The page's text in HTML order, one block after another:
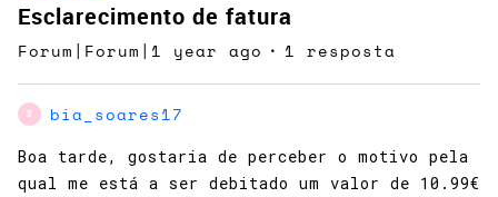
Esclarecimento de fatura
Forum|Forum|1 year ago 1 resposta
B bia_soares17
Boa tarde, gostaria de perceber o motivo pela
qual me está a ser debitado um valor de 10.99€